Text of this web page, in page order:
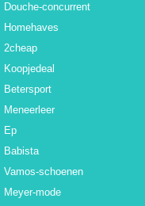
Douche-concurrent
Homehaves
2cheap
Koopjedeal
Betersport
Meneerleer
Ep
Babista
Vamos-schoenen
Meyer-mode